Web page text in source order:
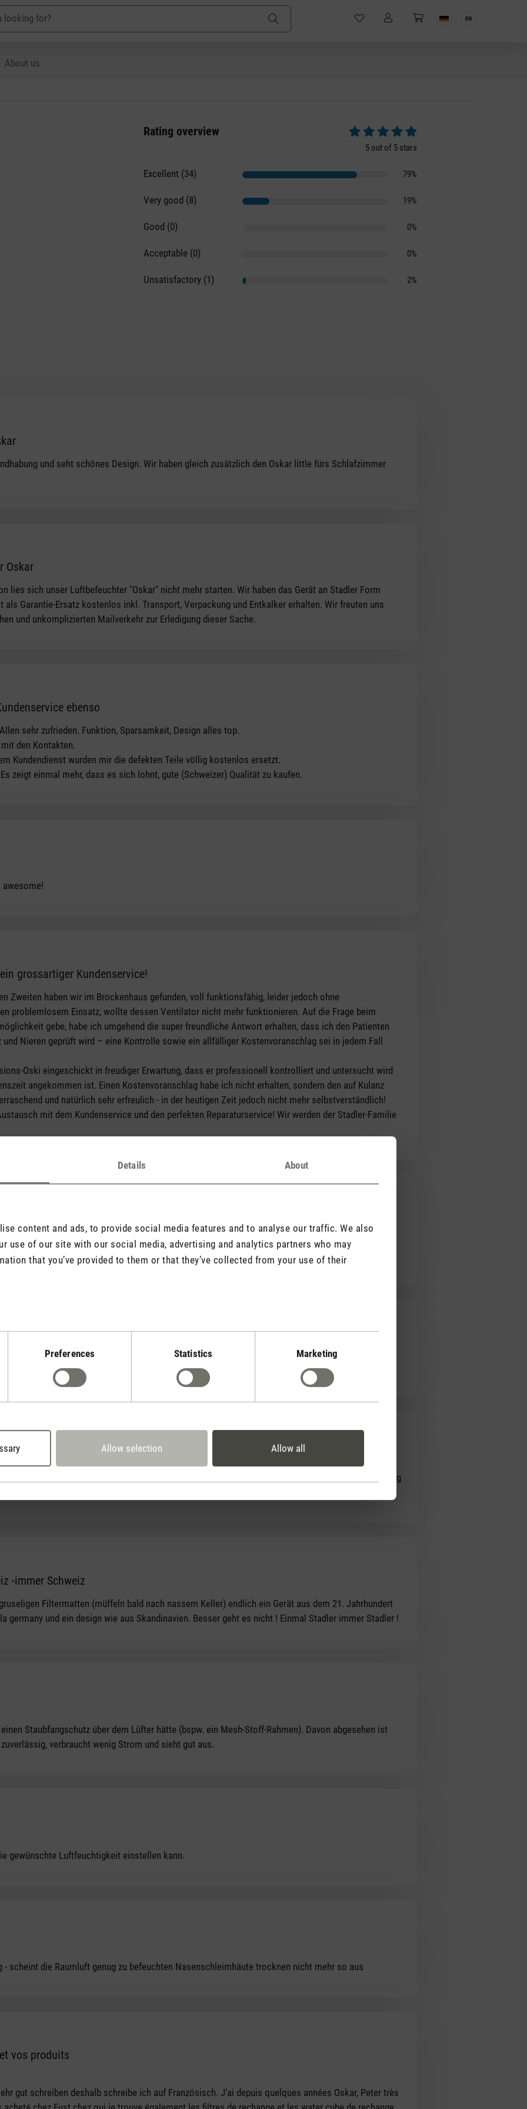
Details About
content and ads, to provide social media features and to analyse our traffic. We also
use of our site with our social media, advertising and analytics partners who may
that you’ve provided to them or that they’ve collected from your use of their
Preferences Statistics Marketing
Allow selection Allow all
EN
About us
Rating overview
Average rating of 5 out of 5 stars
5 out of 5 stars
Excellent (34) 79%
Very good (8) 19%
Good (0) 0%
Acceptable (0) 0%
Unsatisfactory (1) 2%
und seht schönes Design. Wir haben gleich zusätzlich den Oskar little fürs Schlafzimmer
Oskar
lies sich unser Luftbefeuchter "Oskar" nicht mehr starten. Wir haben das Gerät an Stadler Form
als Garantie-Ersatz kostenlos inkl. Transport, Verpackung und Entkalker erhalten. Wir freuten uns
und unkomplizierten Mailverkehr zur Erledigung dieser Sache.
ebenso
sehr zufrieden. Funktion, Sparsamkeit, Design alles top.
den Kontakten.
Kundendienst wurden mir die defekten Teile völlig kostenlos ersetzt.
zeigt einmal mehr, dass es sich lohnt, gute (Schweizer) Qualität zu kaufen.
grossartiger Kundenservice!
Zweiten haben wir im Brockenhaus gefunden, voll funktionsfähig, leider jedoch ohne
problemlosem Einsatz, wollte dessen Ventilator nicht mehr funktionieren. Auf die Frage beim
gebe, habe ich umgehend die super freundliche Antwort erhalten, dass ich den Patienten
Nieren geprüft wird – eine Kontrolle sowie ein allfälliger Kostenvoranschlag sei in jedem Fall
Oski eingeschickt in freudiger Erwartung, dass er professionell kontrolliert und untersucht wird
angekommen ist. Einen Kostenvoranschlag habe ich nicht erhalten, sondern den auf Kulanz
und natürlich sehr erfreulich - in der heutigen Zeit jedoch nicht mehr selbstverständlich!
mit dem Kundenservice und den perfekten Reparaturservice! Wir werden der Stadler-Familie
gekauft. Funktioniert einwandfrei. Leise und schönes Design. Kann ich nur
werden. Sehr leichte Handhabung
für einen 36m2 grossen Raum leider nicht zufrieden - mangende Effektivität. Die Einfüllöffnung
die Wasserstands-Anzeige nicht beleuchtet ist.
-immer Schweiz
Filtermatten (müffeln bald nach nassem Keller) endlich ein Gerät aus dem 21. Jahrhundert
germany und ein design wie aus Skandinavien. Besser geht es nicht ! Einmal Stadler immer Stadler !
Staubfangschutz über dem Lüfter hätte (bspw. ein Mesh-Stoff-Rahmen). Davon abgesehen ist
verbraucht wenig Strom und sieht gut aus.
gewünschte Luftfeuchtigkeit einstellen kann.
- scheint die Raumluft genug zu befeuchten Nasenschleimhäute trocknen nicht mehr so aus
vos produits
gut schreiben deshalb schreibe ich auf Französisch. J'ai depuis quelques années Oskar, Peter très